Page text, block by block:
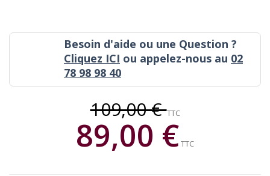
Besoin d'aide ou une Question ?
Cliquez ICI ou appelez-nous au 02
78 98 98 40
109,00 €TTC
89,00 €TTC